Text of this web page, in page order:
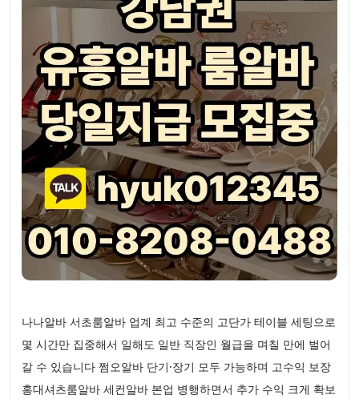
나나알바 서초룸알바 업계 최고 수준의 고단가 테이블 세팅으로
몇 시간만 집중해서 일해도 일반 직장인 월급을 며칠 만에 벌어
갈 수 있습니다 쩜오알바 단기·장기 모두 가능하며 고수익 보장
홍대셔츠룸알바 세컨알바 본업 병행하면서 추가 수익 크게 확보